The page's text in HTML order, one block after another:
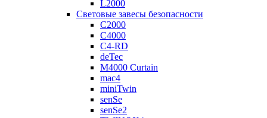
L2000
Световые завесы безопасности
C2000
C4000
C4-RD
deTec
M4000 Curtain
mac4
miniTwin
senSe
senSe2